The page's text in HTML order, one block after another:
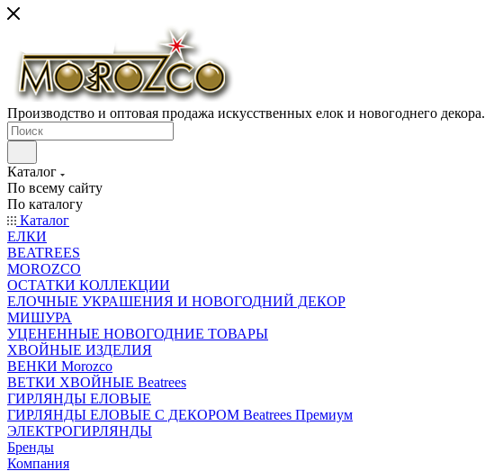
Производство и оптовая продажа искусственных елок и новогоднего декора.
Каталог
По всему сайту
По каталогу
Каталог
ЕЛКИ
BEATREES
MOROZCO
ОСТАТКИ КОЛЛЕКЦИИ
ЕЛОЧНЫЕ УКРАШЕНИЯ И НОВОГОДНИЙ ДЕКОР
МИШУРА
УЦЕНЕННЫЕ НОВОГОДНИЕ ТОВАРЫ
ХВОЙНЫЕ ИЗДЕЛИЯ
ВЕНКИ Morozco
ВЕТКИ ХВОЙНЫЕ Beatrees
ГИРЛЯНДЫ ЕЛОВЫЕ
ГИРЛЯНДЫ ЕЛОВЫЕ С ДЕКОРОМ Beatrees Премиум
ЭЛЕКТРОГИРЛЯНДЫ
Бренды
Компания